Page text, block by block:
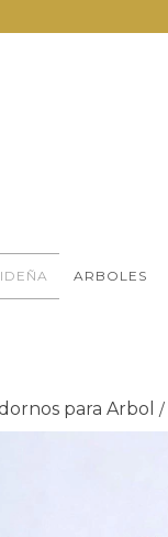
ARBOLES
para Arbol /